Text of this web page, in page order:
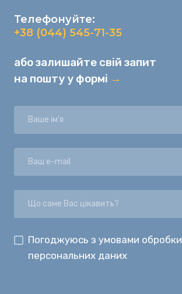
Телефонуйте:
+38 (044) 545-71-35
або залишайте свій запит
на пошту у формі →
Погоджуюсь з умовами обробки
персональних даних